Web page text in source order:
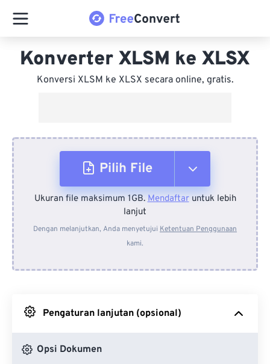
Konverter XLSM ke XLSX
Konversi XLSM ke XLSX secara online, gratis.
Pilih File
Dari Perangkat
Dari Dropbox
Ukuran file maksimum 1GB.Mendaftaruntuk lebih
lanjut
Dengan melanjutkan, Anda menyetujui Ketentuan Penggunaan
kami.
Pengaturan lanjutan (opsional)
Opsi Dokumen